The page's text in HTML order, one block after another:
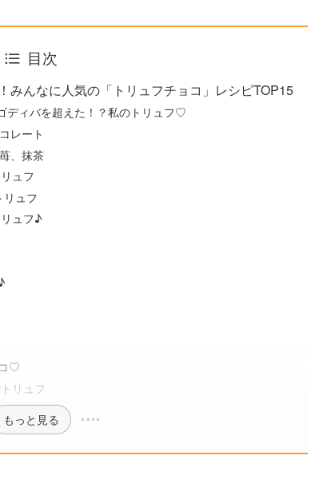
目次
みんなに人気の「トリュフチョコ」レシピTOP15
ディバを超えた！？私のトリュフ♡
レート
、抹茶
ュフ
ュフ
ュフ♪
♡
リュフ
もっと見る